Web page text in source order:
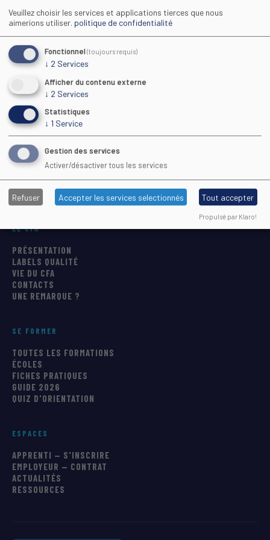
Maison Régionale des Sports
1039 rue Georges Méliès CS 37093
34967 Montpellier Cedex 2
04 67 61 72 28 (9h–13h)
cfa@cfa-sport.com
www.cfa-sport.com
LE CFA
PRÉSENTATION
LABELS QUALITÉ
VIE DU CFA
CONTACTS
UNE REMARQUE ?
SE FORMER
TOUTES LES FORMATIONS
ÉCOLES
FICHES PRATIQUES
GUIDE 2026
QUIZ D'ORIENTATION
ESPACES
APPRENTI — S'INSCRIRE
EMPLOYEUR — CONTRAT
ACTUALITÉS
RESSOURCES
Veuillez choisir les services et applications tierces que nous
aimerions utiliser. politique de confidentialité
Fonctionnel(toujours requis)
↓ 2 Services
Afficher du contenu externe
↓ 2 Services
Statistiques
↓ 1 Service
Gestion des services
Activer/désactiver tous les services
Refuser Accepter les services selectionnés Tout accepter
Propulsé par Klaro!